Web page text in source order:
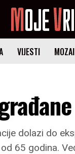
VIJESTI
dolazi do
65 godina.